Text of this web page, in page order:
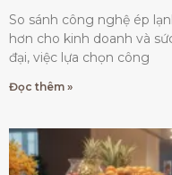
So sánh công nghệ ép
hơn cho kinh doanh và
đại, việc lựa chọn công
Đọc thêm »